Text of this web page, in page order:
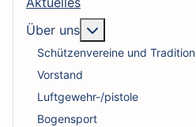
Über uns
Schützenvereine und Tradition
Vorstand
Luftgewehr-/pistole
Bogensport